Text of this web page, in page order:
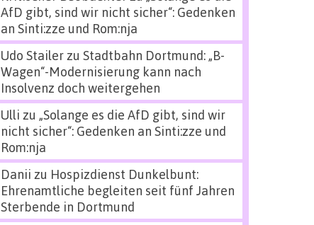
AfD gibt, sind wir nicht sicher“: Gedenken
an Sinti:zze und Rom:nja
Udo Stailerzu Stadtbahn Dortmund: „B-
Wagen“-Modernisierung kann nach
Insolvenz doch weitergehen
Ulli zu „Solange es die AfD gibt, sind wir
nicht sicher“: Gedenken an Sinti:zze und
Rom:nja
Danii zu Hospizdienst Dunkelbunt:
Ehrenamtliche begleiten seit fünf Jahren
Sterbende in Dortmund